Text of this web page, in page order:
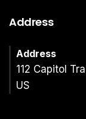
Address
Address
112 Capitol
US